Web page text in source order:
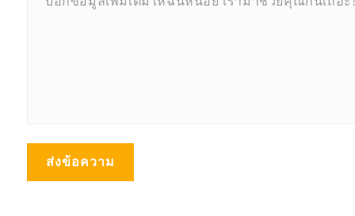
ส่งข้อความ